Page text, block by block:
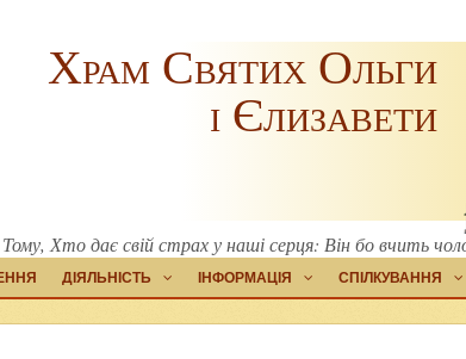
Храм Святих Ольги
і Єлизавети
Тому, Хто дає свій страх у наші серця: Він бо вчить
ДІЯЛЬНІСТЬ ІНФОРМАЦІЯ СПІЛКУВАННЯ